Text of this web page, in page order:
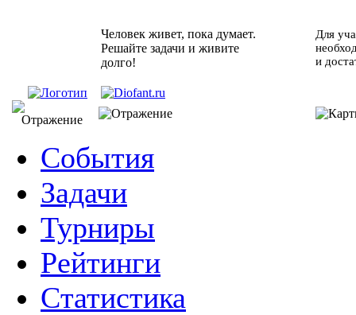
Человек живет, пока думает.
Решайте задачи и живите
долго!
Для
и
События
Задачи
Турниры
Рейтинги
Статистика